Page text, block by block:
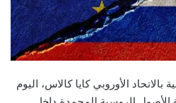
الأوروبي كايا كالاس، اليوم